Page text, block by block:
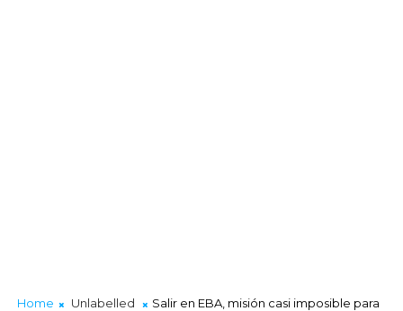
Home Unlabelled
Salir en EBA, misión casi imposible para